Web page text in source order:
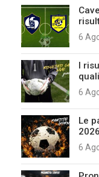
6
I
6
Le
6